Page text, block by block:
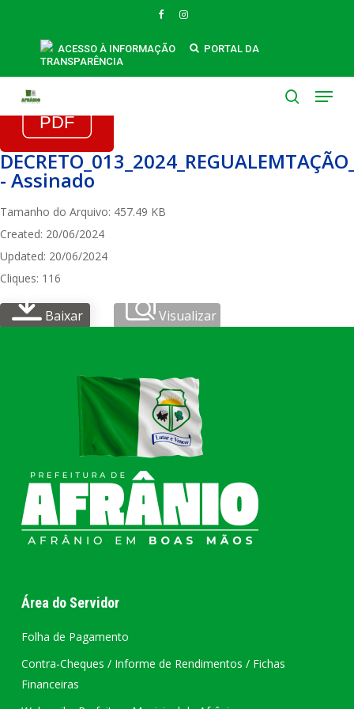
FACEBOOKINSTAGRAM
ACESSO À INFORMAÇÃO
PORTAL DA
TRANSPARÊNCIA
Menu
- Assinado
Tamanho do Arquivo: 457.49 KB
Created: 20/06/2024
Updated: 20/06/2024
Cliques: 116
Baixar Visualizar
Área do Servidor
Folha de Pagamento
Contra-Cheques / Informe de Rendimentos / Fichas
Financeiras